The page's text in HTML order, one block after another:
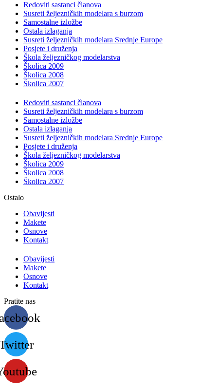
Redoviti sastanci članova
Susreti željezničkih modelara s burzom
Samostalne izložbe
Ostala izlaganja
Susreti željezničkih modelara Srednje Europe
Posjete i druženja
Škola željezničkog modelarstva
Školica 2009
Školica 2008
Školica 2007
Redoviti sastanci članova
Susreti željezničkih modelara s burzom
Samostalne izložbe
Ostala izlaganja
Susreti željezničkih modelara Srednje Europe
Posjete i druženja
Škola željezničkog modelarstva
Školica 2009
Školica 2008
Školica 2007
Ostalo
Obavijesti
Makete
Osnove
Kontakt
Obavijesti
Makete
Osnove
Kontakt
Pratite nas